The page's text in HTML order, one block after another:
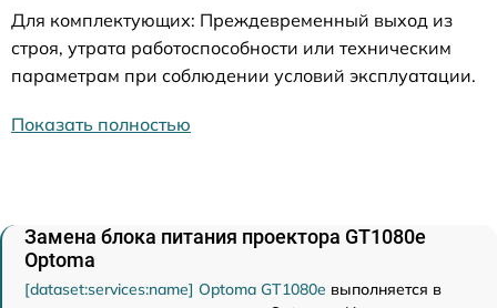
Для комплектующих: Преждевременный выход из
строя, утрата работоспособности или техническим
параметрам при соблюдении условий эксплуатации.
Показать полностью
Замена блока питания проектора GT1080e
Optoma
[dataset:services:name] Optoma GT1080e выполняется в